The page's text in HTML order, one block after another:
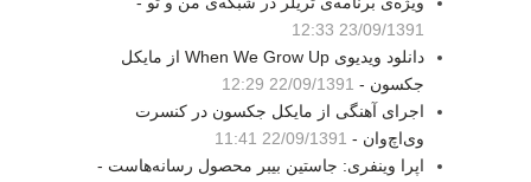
23/09/1391 12:33
دانلود ویدیوی When We Grow Up از مایکل
جکسون - 22/09/1391 12:29
اجرای آهنگی از مایکل جکسون در کنسرت
وی‌اچ‌وان - 22/09/1391 11:41
اپرا وینفری: جاستین بیبر محصول رسانه‌‌هاست -